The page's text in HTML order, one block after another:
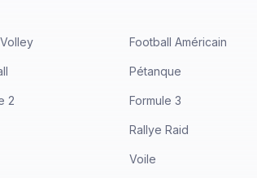
Football Américain
Pétanque
2 Formule 3
Rallye Raid
Voile